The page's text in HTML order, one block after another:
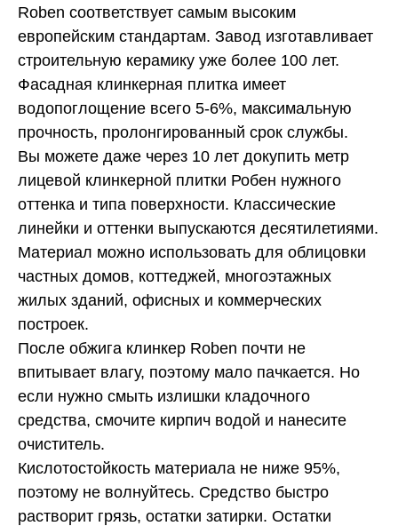
Roben соответствует самым высоким
европейским стандартам. Завод изготавливает
строительную керамику уже более 100 лет.
Фасадная клинкерная плитка имеет
водопоглощение всего 5-6%, максимальную
прочность, пролонгированный срок службы.
Вы можете даже через 10 лет докупить метр
лицевой клинкерной плитки Робен нужного
оттенка и типа поверхности. Классические
линейки и оттенки выпускаются десятилетиями.
Материал можно использовать для облицовки
частных домов, коттеджей, многоэтажных
жилых зданий, офисных и коммерческих
построек.
После обжига клинкер Roben почти не
впитывает влагу, поэтому мало пачкается. Но
если нужно смыть излишки кладочного
средства, смочите кирпич водой и нанесите
очиститель.
Кислотостойкость материала не ниже 95%,
поэтому не волнуйтесь. Средство быстро
растворит грязь, остатки затирки. Остатки